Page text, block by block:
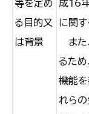
等を定め
る目的又
は背景
成16
に関す
また
るため
機能を
れら